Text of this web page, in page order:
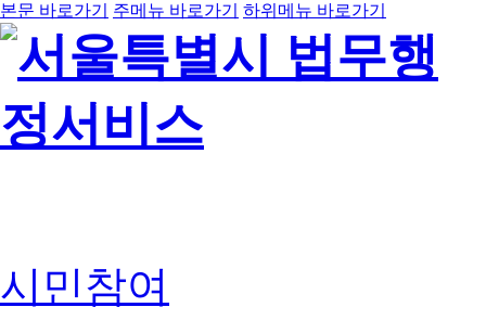
본문 바로가기 주메뉴 바로가기 하위메뉴 바로가기
시민참여